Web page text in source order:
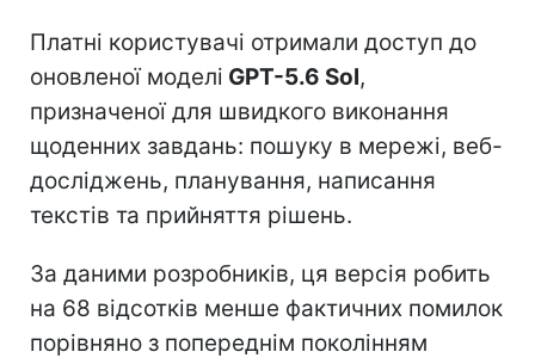
Платні користувачі отримали доступ до
оновленої моделі GPT-5.6 Sol,
призначеної для швидкого виконання
щоденних завдань: пошуку в мережі, веб-
досліджень, планування, написання
текстів та прийняття рішень.
За даними розробників, ця версія робить
на 68 відсотків менше фактичних помилок
порівняно з попереднім поколінням